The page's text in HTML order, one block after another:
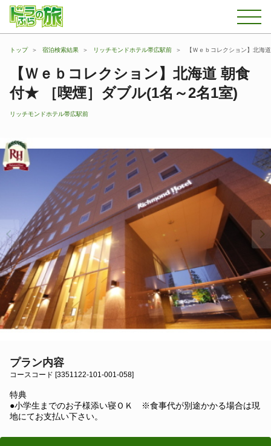
トップ 宿泊検索結果 リッチモンドホテル帯広駅前 【Ｗｅｂコレクション】北海
【Ｗｅｂコレクション】北海道 朝食
付★ ［喫煙］ダブル(1名～2名1室)
リッチモンドホテル帯広駅前
プラン内容
コースコード [3351122-101-001-058]
特典
●小学生までのお子様添い寝ＯＫ ※食事代が別途かかる場合は現
地にてお支払い下さい。